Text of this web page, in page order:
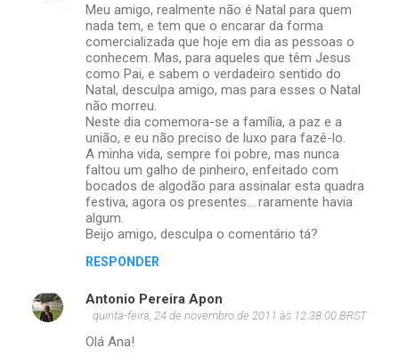
Meu amigo, realmente não é Natal para quem
nada tem, e tem que o encarar da forma
comercializada que hoje em dia as pessoas o
conhecem. Mas, para aqueles que têm Jesus
como Pai, e sabem o verdadeiro sentido do
Natal, desculpa amigo, mas para esses o Natal
não morreu.
Neste dia comemora-se a família, a paz e a
união, e eu não preciso de luxo para fazê-lo.
A minha vida, sempre foi pobre, mas nunca
faltou um galho de pinheiro, enfeitado com
bocados de algodão para assinalar esta quadra
festiva, agora os presentes... raramente havia
algum.
Beijo amigo, desculpa o comentário tá?
RESPONDER
Antonio Pereira Apon
quinta-feira, 24 de novembro de 2011 às 12:38:00 BRST
Olá Ana!